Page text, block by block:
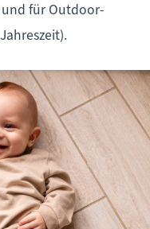
für Outdoor-